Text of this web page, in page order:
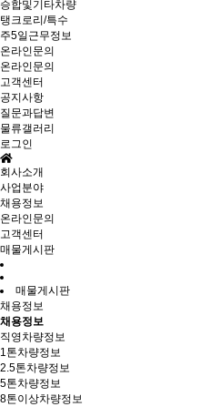
승합및기타차량
탱크로리/특수
주5일근무정보
온라인문의
온라인문의
고객센터
공지사항
질문과답변
물류갤러리
로그인
회사소개
사업분야
채용정보
온라인문의
고객센터
매물게시판
매물게시판
채용정보
채용정보
직영차량정보
1톤차량정보
2.5톤차량정보
5톤차량정보
8톤이상차량정보